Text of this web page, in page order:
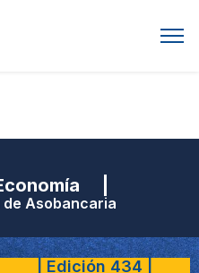
|
de Asobancaria
| Edición 434 |